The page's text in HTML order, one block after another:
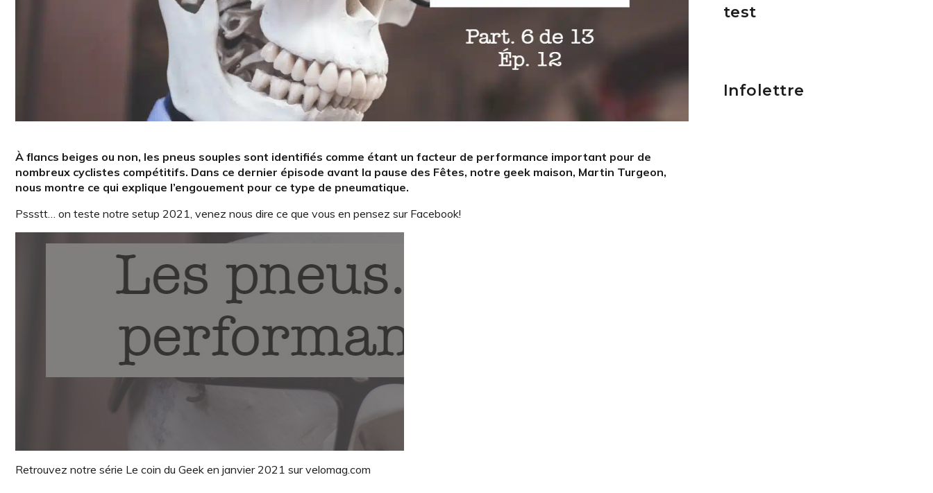
À flancs beiges ou non, les pneus souples sont identifiés comme étant un facteur de performance important pour de
nombreux cyclistes compétitifs. Dans ce dernier épisode avant la pause des Fêtes, notre geek maison, Martin Turgeon,
nous montre ce qui explique l’engouement pour ce type de pneumatique.
Pssstt… on teste notre setup 2021, venez nous dire ce que vous en pensez sur Facebook!
Retrouvez notre série Le coin du Geek en janvier 2021 sur velomag.com
test
Infolettre